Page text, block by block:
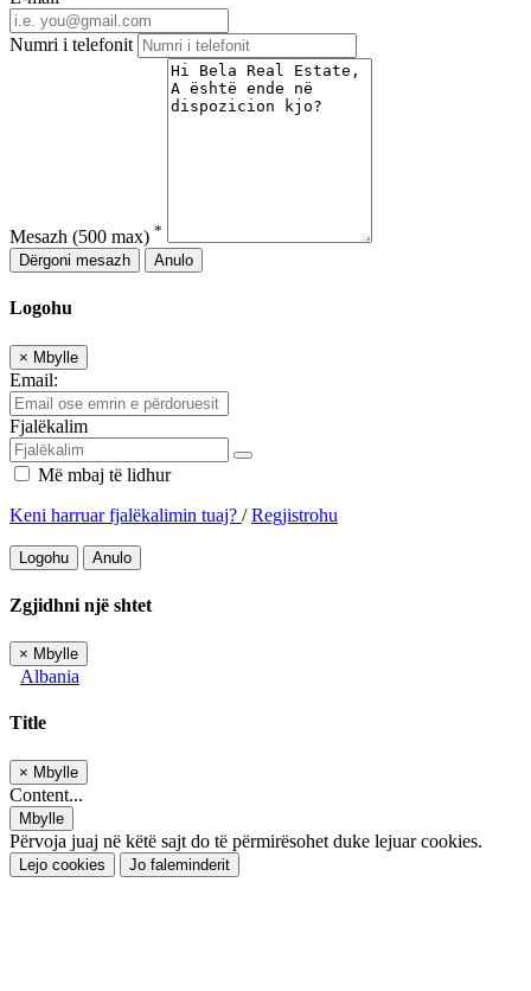
Numri i telefonit
Mesazh (500 max) *
Dërgoni mesazh
Anulo
Logohu
× Mbylle
Email:
Fjalëkalim
Më mbaj të lidhur
Keni harruar fjalëkalimin tuaj? /Regjistrohu
Logohu Anulo
Zgjidhni një shtet
× Mbylle
Albania
Title
× Mbylle
Content...
Mbylle
Përvoja juaj në këtë sajt do të përmirësohet duke lejuar cookies.
Lejo cookies Jo faleminderit